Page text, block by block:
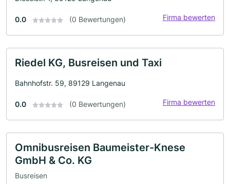
0.0 (0 Bewertungen) Firma bewerten
Riedel KG, Busreisen und Taxi
Bahnhofstr. 59, 89129 Langenau
0.0 (0 Bewertungen) Firma bewerten
Omnibusreisen Baumeister-Knese
GmbH & Co. KG
Busreisen